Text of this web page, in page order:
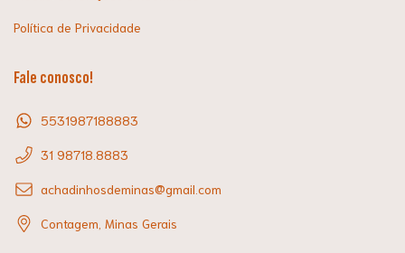
Política de Privacidade
Fale conosco!
5531987188883
31 98718.8883
achadinhosdeminas@gmail.com
Contagem, Minas Gerais